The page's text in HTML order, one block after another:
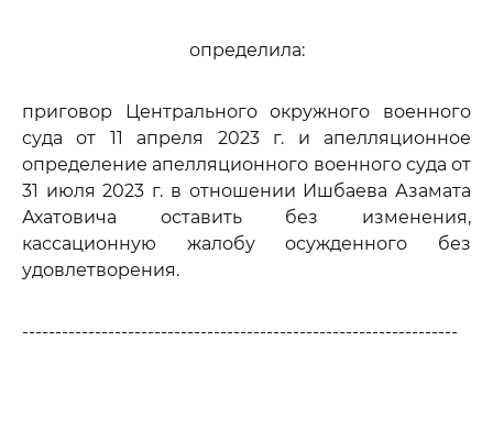
определила:
приговор Центрального окружного военного
суда от 11 апреля 2023 г. и апелляционное
определение апелляционного военного суда от
31 июля 2023 г. в отношении Ишбаева Азамата
Ахатовича оставить без изменения,
кассационную жалобу осужденного без
удовлетворения.
------------------------------------------------------------------